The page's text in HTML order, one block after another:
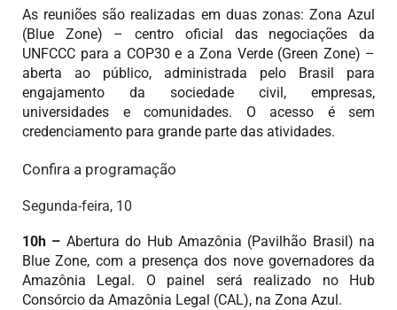
As reuniões são realizadas em duas zonas: Zona Azul
(Blue Zone) – centro oficial das negociações da
UNFCCC para a COP30 e a Zona Verde (Green Zone) –
aberta ao público, administrada pelo Brasil para
engajamento da sociedade civil, empresas,
universidades e comunidades. O acesso é sem
credenciamento para grande parte das atividades.
Confira a programação
Segunda-feira, 10
10h – Abertura do Hub Amazônia (Pavilhão Brasil) na
Blue Zone, com a presença dos nove governadores da
Amazônia Legal. O painel será realizado no Hub
Consórcio da Amazônia Legal (CAL), na Zona Azul.